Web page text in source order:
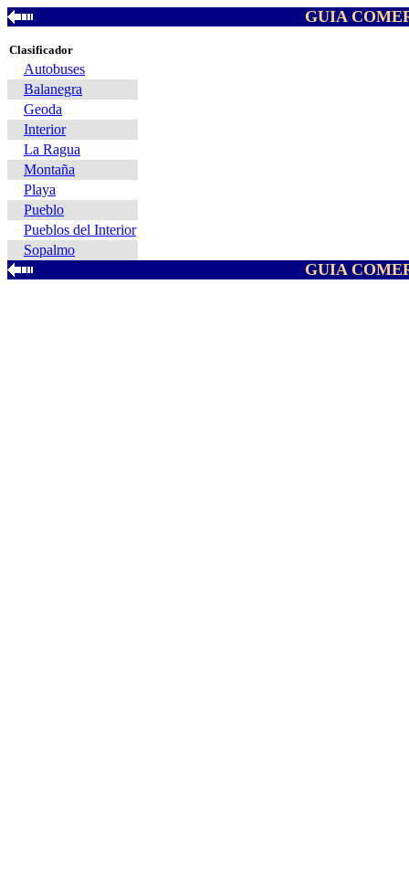
GUIA
Clasificador
Autobuses
Balanegra
Geoda
Interior
La Ragua
Montaña
Playa
Pueblo
Pueblos del Interior
Sopalmo
GUIA